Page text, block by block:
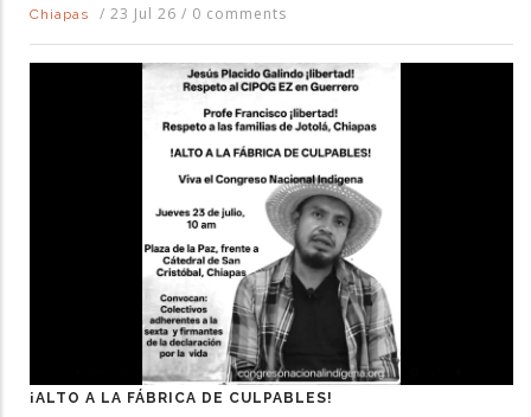
Chiapas
/ 23 Jul 26 / 0 comments
¡ALTO A LA FÁBRICA DE CULPABLES!